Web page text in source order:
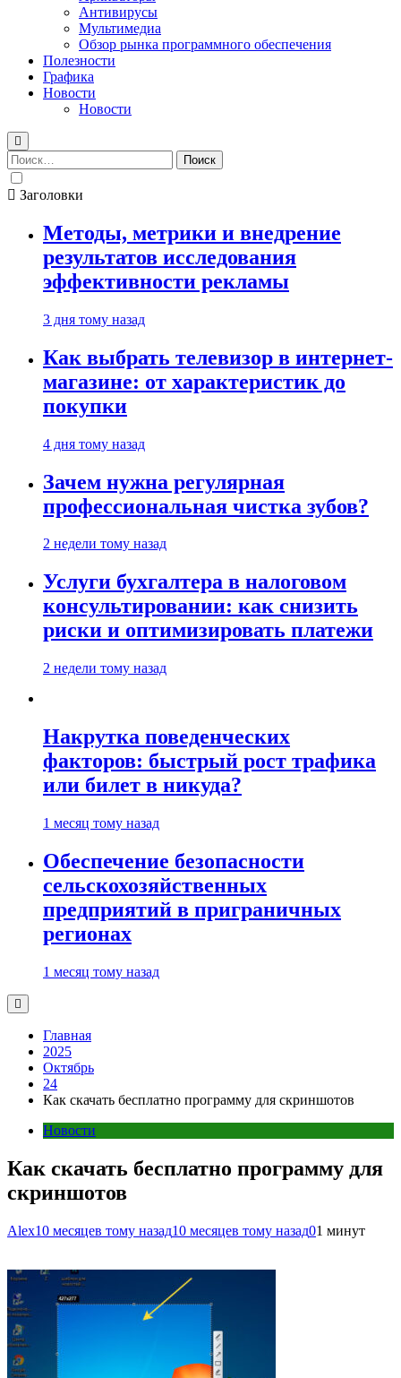
Антивирусы
Мультимедиа
Обзор рынка программного обеспечения
Полезности
Графика
Новости
Новости
Найти:
Заголовки
Методы, метрики и внедрение
результатов исследования
эффективности рекламы
3 дня тому назад
Как выбрать телевизор в интернет-
магазине: от характеристик до
покупки
4 дня тому назад
Зачем нужна регулярная
профессиональная чистка зубов?
2 недели тому назад
Услуги бухгалтера в налоговом
консультировании: как снизить
риски и оптимизировать платежи
2 недели тому назад
Накрутка поведенческих
факторов: быстрый рост трафика
или билет в никуда?
1 месяц тому назад
Обеспечение безопасности
сельскохозяйственных
предприятий в приграничных
регионах
1 месяц тому назад
Главная
2025
Октябрь
24
Как скачать бесплатно программу для скриншотов
Новости
Как скачать бесплатно программу для
скриншотов
Alex10 месяцев тому назад10 месяцев тому назад01 минут